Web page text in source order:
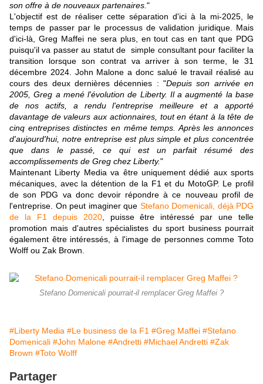
son offre à de nouveaux partenaires. "
L'objectif est de réaliser cette séparation d'ici à la mi-2025, le
temps de passer par le processus de validation juridique. Mais
d'ici-là, Greg Maffei ne sera plus, en tout cas en tant que PDG
puisqu'il va passer au statut de simple consultant pour faciliter la
transition lorsque son contrat va arriver à son terme, le 31
décembre 2024. John Malone a donc salué le travail réalisé au
cours des deux dernières décennies : "Depuis son arrivée en
2005, Greg a mené l'évolution de Liberty. Il a augmenté la base
de nos actifs, a rendu l'entreprise meilleure et a apporté
davantage de valeurs aux actionnaires, tout en étant à la tête de
cinq entreprises distinctes en même temps. Après les annonces
d'aujourd'hui, notre entreprise est plus simple et plus concentrée
que dans le passé, ce qui est un parfait résumé des
accomplissements de Greg chez Liberty."
Maintenant Liberty Media va être uniquement dédié aux sports
mécaniques, avec la détention de la F1 et du MotoGP. Le profil
de son PDG va donc devoir répondre à ce nouveau profil de
l'entreprise. On peut imaginer que Stefano Domenicali, déjà PDG
de la F1 depuis 2020, puisse être intéressé par une telle
promotion mais d'autres spécialistes du sport business pourrait
également être intéressés, à l'image de personnes comme Toto
Wolff ou Zak Brown.
Stefano Domenicali pourrait-il remplacer Greg Maffei ?
#Liberty Media #Le business de la F1 #Greg Maffei #Stefano
Domenicali #John Malone #Andretti #Michael Andretti #Zak
Brown #Toto Wolff
Partager